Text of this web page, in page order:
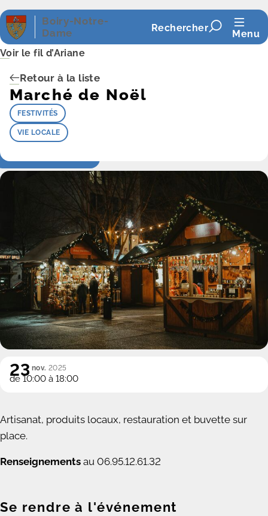
Panneau de gestion des cookies
Boiry-Notre-
Dame
Rechercher
Menu
Voir le fil d’Ariane
Marché de Noël
Retour à la liste
FESTIVITÉS
VIE LOCALE
23nov. 2025
de 10:00 à 18:00
Artisanat, produits locaux, restauration et buvette sur
place.
Renseignements au 06.95.12.61.32
Se rendre à l'événement